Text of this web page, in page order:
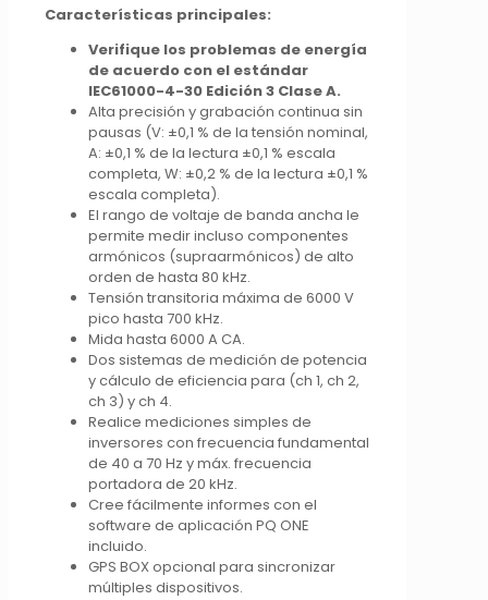
Características principales:
Verifique los problemas de energía
de acuerdo con el estándar
IEC61000-4-30 Edición 3 Clase A.
Alta precisión y grabación continua sin
pausas (V: ±0,1 % de la tensión nominal,
A: ±0,1 % de la lectura ±0,1 % escala
completa, W: ±0,2 % de la lectura ±0,1 %
escala completa).
El rango de voltaje de banda ancha le
permite medir incluso componentes
armónicos (supraarmónicos) de alto
orden de hasta 80 kHz.
Tensión transitoria máxima de 6000 V
pico hasta 700 kHz.
Mida hasta 6000 A CA.
Dos sistemas de medición de potencia
y cálculo de eficiencia para (ch 1, ch 2,
ch 3) y ch 4.
Realice mediciones simples de
inversores con frecuencia fundamental
de 40 a 70 Hz y máx. frecuencia
portadora de 20 kHz.
Cree fácilmente informes con el
software de aplicación PQ ONE
incluido.
GPS BOX opcional para sincronizar
múltiples dispositivos.